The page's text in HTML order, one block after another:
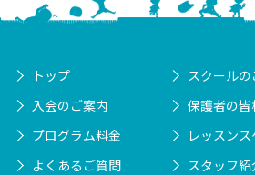
トップ
スクール
入会のご案内
保護者の皆
プログラム料金
レッスン
よくあるご質問
スタッフ紹